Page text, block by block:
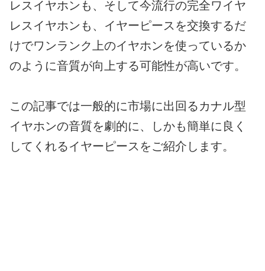
レスイヤホンも、そして今流行の完全ワイヤ
レスイヤホンも、イヤーピースを交換するだ
けでワンランク上のイヤホンを使っているか
のように音質が向上する可能性が高いです。
この記事では一般的に市場に出回るカナル型
イヤホンの音質を劇的に、しかも簡単に良く
してくれるイヤーピースをご紹介します。